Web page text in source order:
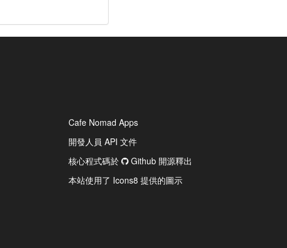
Cafe Nomad Apps
開發人員 API 文件
核心程式碼於
Github 開源釋出
本站使用了 Icons8 提供的圖示